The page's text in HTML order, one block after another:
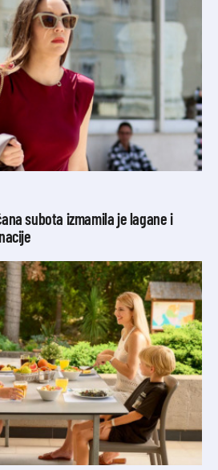
subota izmamila je lagane i